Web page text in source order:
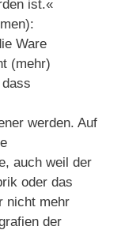
ist.«
Ware
(mehr)
werden. Auf
auch weil der
oder das
nicht mehr
der